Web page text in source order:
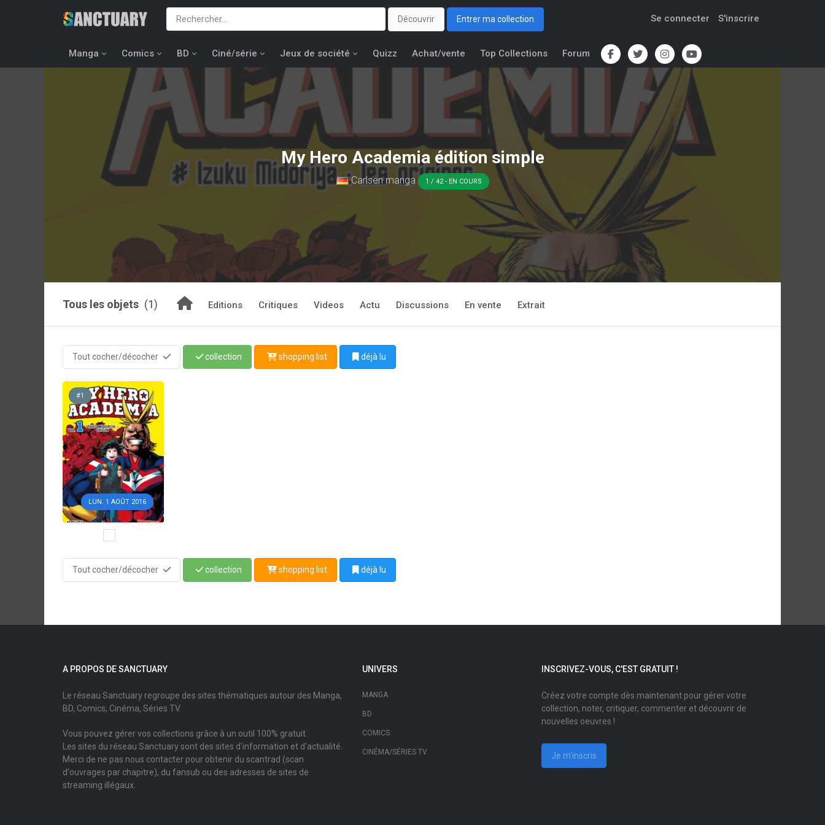
Découvrir Entrer ma collection Se connecter S'inscrire
Manga Comics BD Ciné/série Jeux de société Quizz Achat/vente Top Collections Forum
My Hero Academia édition simple
Carlsen manga 1 / 42 - EN COURS
Tous les objets (1) Editions Critiques Videos Actu Discussions En vente Extrait
Tout cocher/décocher collection shopping list déjà lu
LUN. 1 AOÛT 2016
#1
Tout cocher/décocher collection shopping list déjà lu
A PROPOS DE SANCTUARY
Le réseau Sanctuary regroupe des sites thématiques autour des Manga,
BD, Comics, Cinéma, Séries TV.
Vous pouvez gérer vos collections grâce à un outil 100% gratuit.
Les sites du réseau Sanctuary sont des sites d'information et d'actualité.
Merci de ne pas nous contacter pour obtenir du scantrad (scan
d'ouvrages par chapitre), du fansub ou des adresses de sites de
streaming illégaux.
UNIVERS
MANGA
BD
COMICS
CINÉMA/SÉRIES TV
INSCRIVEZ-VOUS, C'EST GRATUIT !
Créez votre compte dès maintenant pour gérer votre
collection, noter, critiquer, commenter et découvrir de
nouvelles oeuvres !
Je m'inscris